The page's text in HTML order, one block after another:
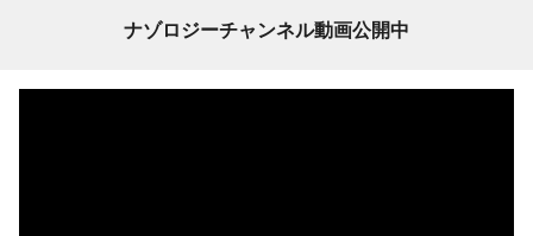
ナゾロジーチャンネル動画公開中